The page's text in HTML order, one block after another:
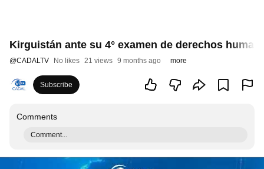
Kirguistán ante su 4° examen de derechos
@CADALTV No likes 21 views 9 months ago more
Subscribe
Comments
Comment...